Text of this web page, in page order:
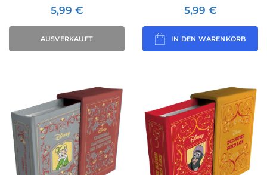
5,99 €
AUSVERKAUFT
5,99 €
IN DEN WARENKORB